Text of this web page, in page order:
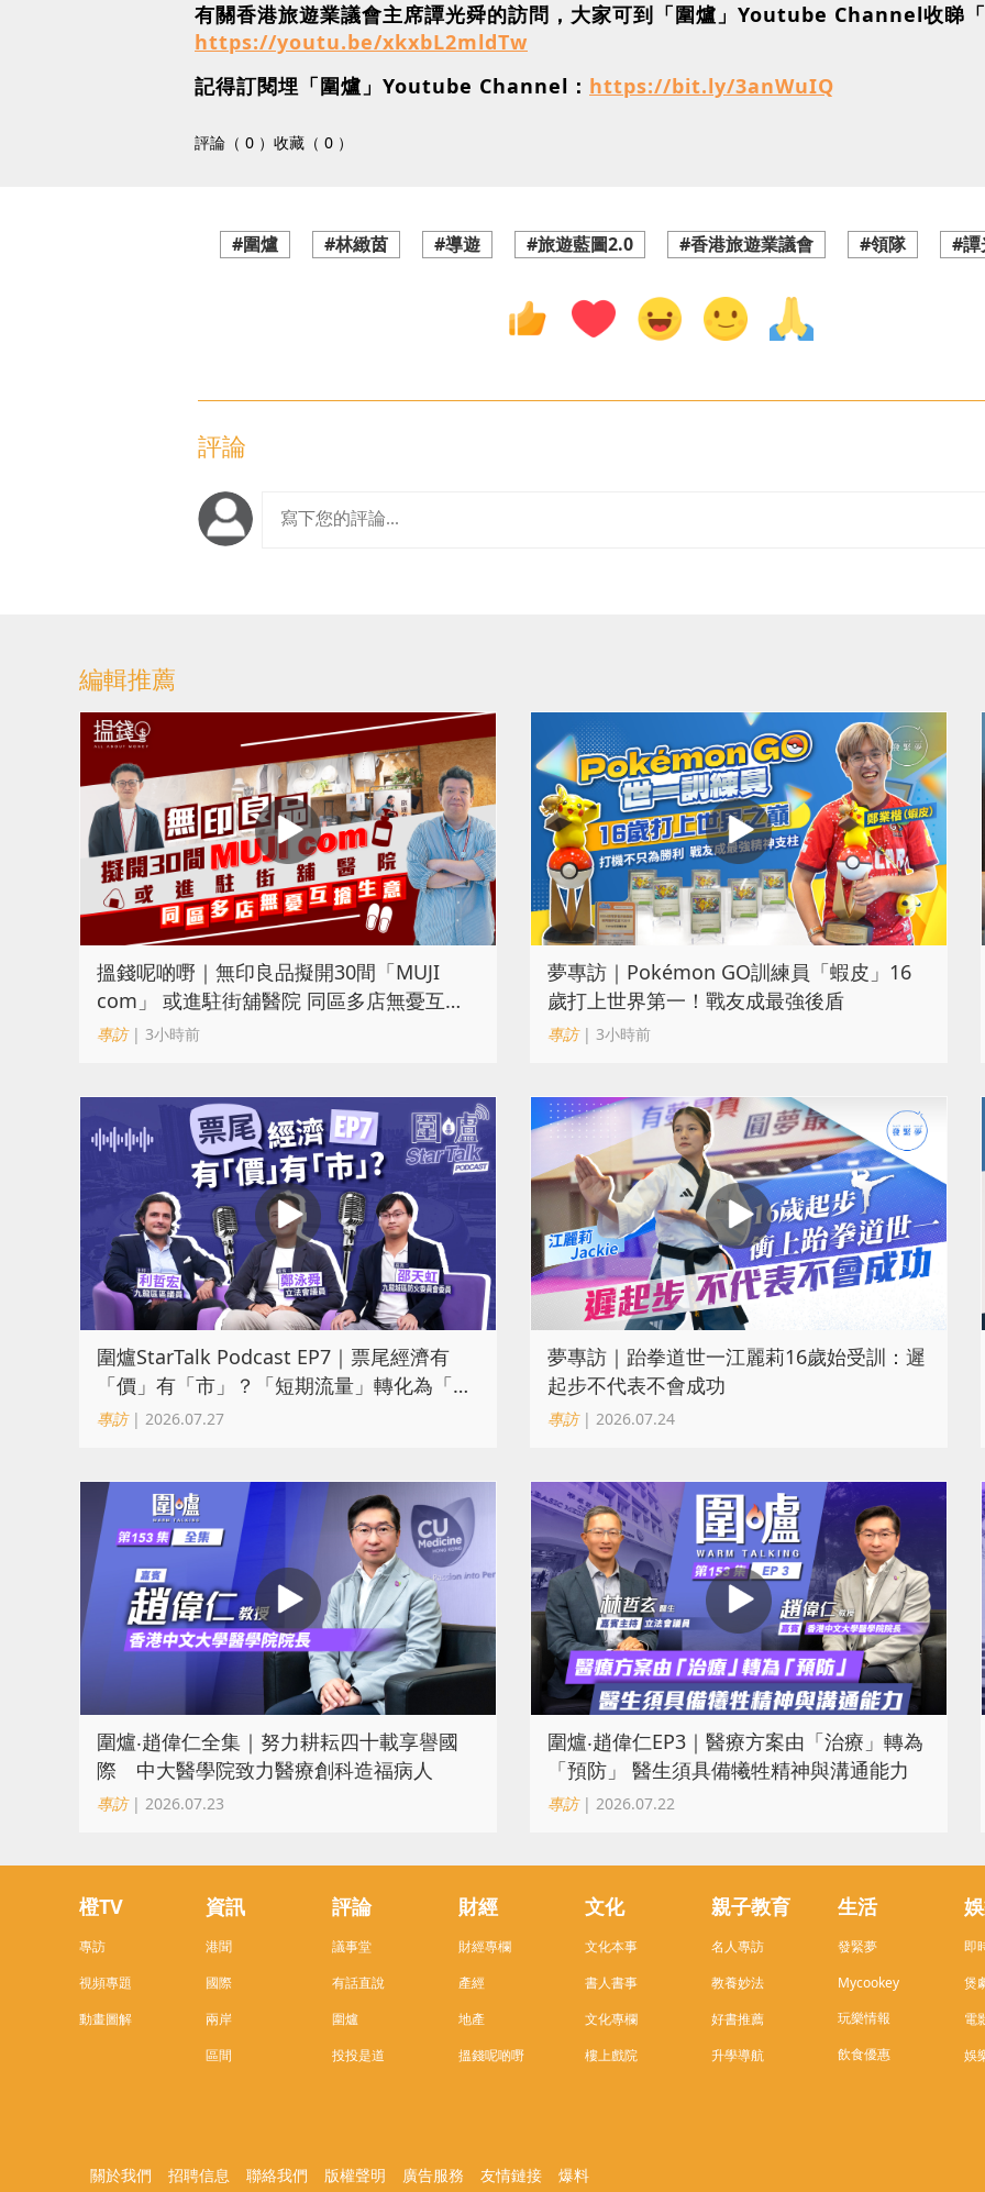
有關香港旅遊業議會主席譚光舜的訪問，大家可到「圍爐」Youtube Channel收睇「
https://youtu.be/xkxbL2mldTw
記得訂閱埋「圍爐」Youtube Channel： https://bit.ly/3anWuIQ
評論（ 0 ） 收藏（ 0 ）
#圍爐 #林緻茵 #導遊 #旅遊藍圖2.0 #香港旅遊業議會 #領隊 #譚
評論
編輯推薦
搵錢呢啲嘢｜無印良品擬開30間「MUJI
com」 或進駐街舖醫院 同區多店無憂互搶
生意
專訪| 3小時前
夢專訪｜Pokémon GO訓練員「蝦皮」16
歲打上世界第一！戰友成最強後盾
專訪| 3小時前
圍爐StarTalk Podcast EP7｜票尾經濟有
「價」有「市」？「短期流量」轉化為「經
濟留量」
專訪| 2026.07.27
夢專訪｜跆拳道世一江麗莉16歲始受訓：遲
起步不代表不會成功
專訪| 2026.07.24
圍爐‧趙偉仁全集｜努力耕耘四十載享譽國
際 中大醫學院致力醫療創科造福病人
專訪| 2026.07.23
圍爐‧趙偉仁EP3｜醫療方案由「治療」轉為
「預防」 醫生須具備犧牲精神與溝通能力
專訪| 2026.07.22
橙TV
專訪
視頻專題
動畫圖解
資訊
港聞
國際
兩岸
區間
評論
議事堂
有話直說
圍爐
投投是道
財經
財經專欄
產經
地產
搵錢呢啲嘢
文化
文化本事
書人書事
文化專欄
樓上戲院
親子教育
名人專訪
教養妙法
好書推薦
升學導航
生活
發緊夢
Mycookey
玩樂情報
飲食優惠
即
煲
電
娛
關於我們 招聘信息 聯絡我們 版權聲明 廣告服務 友情鏈接 爆料